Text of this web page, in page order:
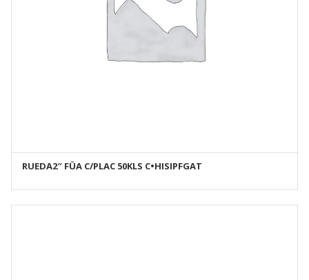
AÑADIR AL CARRITO
RUEDA2″ FÜA C/PLAC 50KLS C•HISIPFGAT